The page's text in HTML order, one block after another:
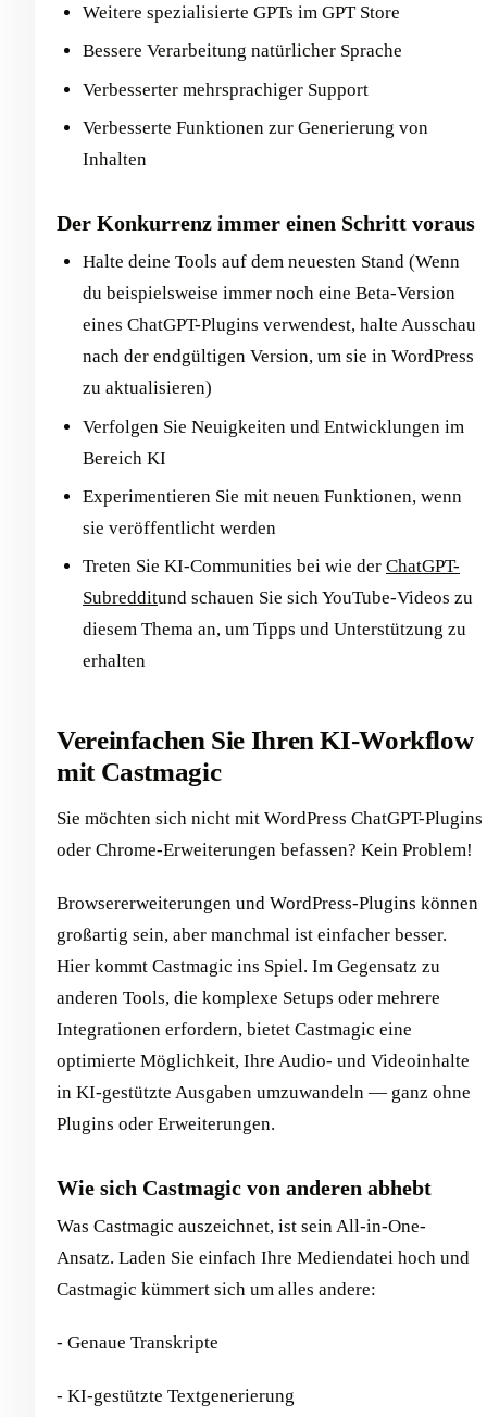
Weitere spezialisierte GPTs im GPT Store
Bessere Verarbeitung natürlicher Sprache
Verbesserter mehrsprachiger Support
Verbesserte Funktionen zur Generierung von
Inhalten
Der Konkurrenz immer einen Schritt voraus
Halte deine Tools auf dem neuesten Stand (Wenn
du beispielsweise immer noch eine Beta-Version
eines ChatGPT-Plugins verwendest, halte Ausschau
nach der endgültigen Version, um sie in WordPress
zu aktualisieren)
Verfolgen Sie Neuigkeiten und Entwicklungen im
Bereich KI
Experimentieren Sie mit neuen Funktionen, wenn
sie veröffentlicht werden
Treten Sie KI-Communities bei wie der ChatGPT-
Subredditund schauen Sie sich YouTube-Videos zu
diesem Thema an, um Tipps und Unterstützung zu
erhalten
Vereinfachen Sie Ihren KI-Workflow
mit Castmagic
Sie möchten sich nicht mit WordPress ChatGPT-Plugins
oder Chrome-Erweiterungen befassen? Kein Problem!
Browsererweiterungen und WordPress-Plugins können
großartig sein, aber manchmal ist einfacher besser.
Hier kommt Castmagic ins Spiel. Im Gegensatz zu
anderen Tools, die komplexe Setups oder mehrere
Integrationen erfordern, bietet Castmagic eine
optimierte Möglichkeit, Ihre Audio- und Videoinhalte
in KI-gestützte Ausgaben umzuwandeln — ganz ohne
Plugins oder Erweiterungen.
Wie sich Castmagic von anderen abhebt
Was Castmagic auszeichnet, ist sein All-in-One-
Ansatz. Laden Sie einfach Ihre Mediendatei hoch und
Castmagic kümmert sich um alles andere:
- Genaue Transkripte
- KI-gestützte Textgenerierung